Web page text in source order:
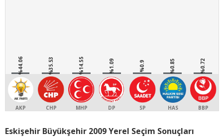
%44.06
AKP
%35.53
CHP
%14.55
MHP
%1.09
DP
%0.9
SP
%0.85
HAS
%0.72
BBP
Eskişehir Büyükşehir 2009 Yerel Seçim Sonuçları